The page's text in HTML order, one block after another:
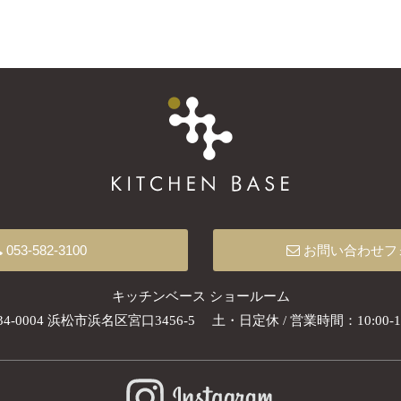
053-582-3100 お問い合わせフ
キッチンベース ショールーム
0004 浜松市浜名区宮口3456-5
土・日定休 / 営業時間：10:00-